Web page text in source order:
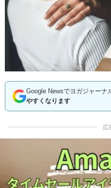
Google Newsでヨガジャーナ
やすくなります
広